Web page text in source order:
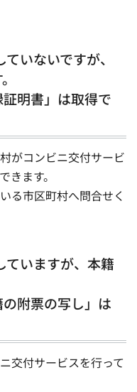
いないですが、
証明書」は取得で
がコンビニ交付サービ
きます。
る市区町村へ問合せく
ていますが、本籍
の附票の写し」は
交付サービスを行って